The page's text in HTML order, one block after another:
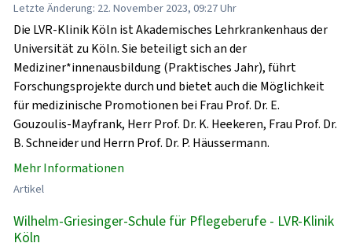
Letzte Änderung: 22. November 2023, 09:27 Uhr
Die LVR-Klinik Köln ist Akademisches Lehrkrankenhaus der
Universität zu Köln. Sie beteiligt sich an der
Mediziner*innenausbildung (Praktisches Jahr), führt
Forschungsprojekte durch und bietet auch die Möglichkeit
für medizinische Promotionen bei Frau Prof. Dr. E.
Gouzoulis-Mayfrank, Herr Prof. Dr. K. Heekeren, Frau Prof. Dr.
B. Schneider und Herrn Prof. Dr. P. Häussermann.
Mehr Informationen
Artikel
Wilhelm-Griesinger-Schule für Pflegeberufe - LVR-Klinik
Köln